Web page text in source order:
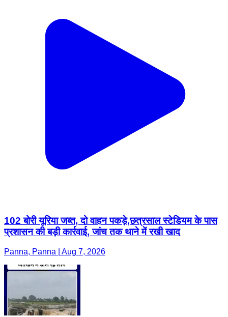
102 बोरी यूरिया जब्त, दो वाहन पकड़े,छत्रसाल स्टेडियम के पास
प्रशासन की बड़ी कार्रवाई, जांच तक थाने में रखी खाद
Panna, Panna | Aug 7, 2026